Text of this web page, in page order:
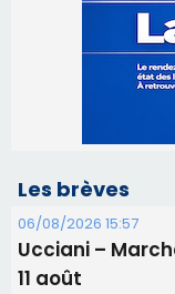
Les brèves
06/08/2026 15:57
Ucciani –
11 août